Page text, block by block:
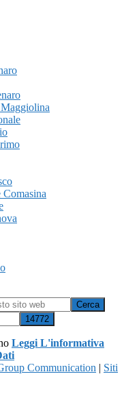
Comasina
Leggi L'informativa
Communication | Siti